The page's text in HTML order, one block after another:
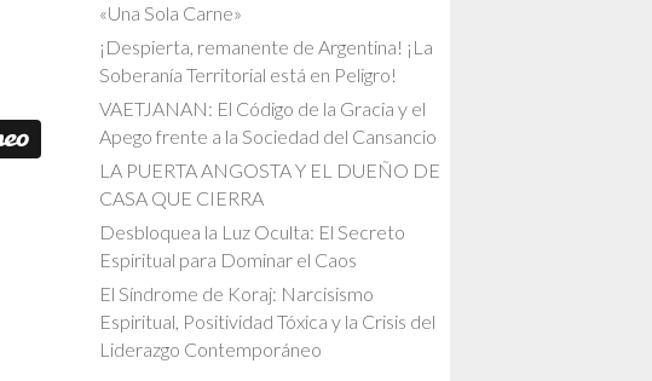
«Una Sola Carne»
¡Despierta, remanente de Argentina! ¡La
Soberanía Territorial está en Peligro!
VAETJANAN: El Código de la Gracia y el
Apego frente a la Sociedad del Cansancio
LA PUERTA ANGOSTA Y EL DUEÑO DE
CASA QUE CIERRA
Desbloquea la Luz Oculta: El Secreto
Espiritual para Dominar el Caos
El Síndrome de Koraj: Narcisismo
Espiritual, Positividad Tóxica y la Crisis del
Liderazgo Contemporáneo